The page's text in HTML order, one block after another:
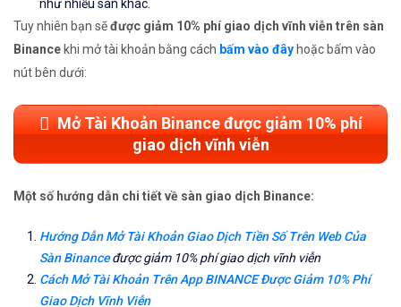
như nhiều sàn khác.
Tuy nhiên bạn sẽđược giảm 10% phí giao dịch vĩnh viễn trên sàn
Binance khi mở tài khoản bằng cách bấm vào đây hoặc bấm vào
nút bên dưới:
Mở Tài Khoản Binance được giảm 10% phí
giao dịch vĩnh viễn
Một số hướng dẫn chi tiết về sàn giao dịch Binance:
Hướng Dẫn Mở Tài Khoản Giao Dịch Tiền Số Trên Web Của
Sàn Binanceđược giảm 10% phí giao dịch vĩnh viễn
Cách Mở Tài Khoản Trên App BINANCE Được Giảm 10% Phí
Giao Dịch Vĩnh Viễn